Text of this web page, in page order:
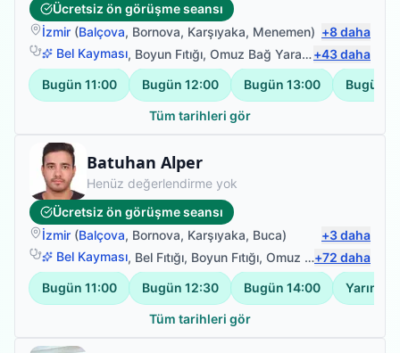
Ücretsiz ön görüşme seansı
İzmir (Balçova, Bornova, Karşıyaka, Menemen) +8daha
Bel Kayması, Boyun Fıtığı, Omuz Bağ Yaralanması ,Sırt
+43daha
Bugün 11:00 Bugün 12:00 Bugün 13:00 Bugün
Tüm tarihleri gör
Batuhan Alper
Fizyoterapist
Henüz değerlendirme yok
Ücretsiz ön görüşme seansı
İzmir (Balçova, Bornova, Karşıyaka, Buca) +3daha
Bel Kayması, Bel Fıtığı, Boyun Fıtığı, Omuz Bağ Yaralanması +72 daha
Bugün 11:00 Bugün 12:30 Bugün 14:00 Yarın
Tüm tarihleri gör